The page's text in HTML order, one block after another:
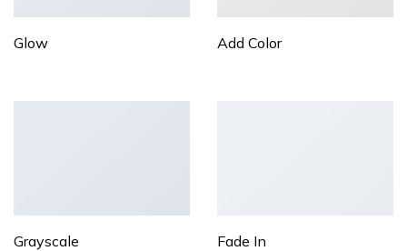
Glow Add Color
Grayscale Fade In